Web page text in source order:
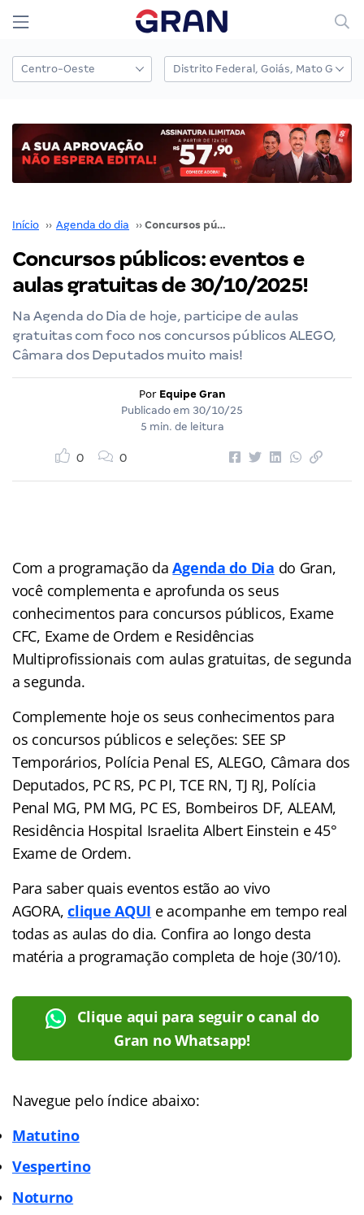
Início ›› Agenda do dia ›› Concursos públicos: eventos e aulas gratuitas de 30/10/2025!
Concursos públicos: eventos e
aulas gratuitas de 30/10/2025!
Na Agenda do Dia de hoje, participe de aulas
gratuitas com foco nos concursos públicos ALEGO,
Câmara dos Deputados muito mais!
Por Equipe Gran
Publicado em 30/10/25
5 min. de leitura
0 0
Com a programação daAgenda do Dia do Gran,
você complementa e aprofunda os seus
conhecimentos para concursos públicos, Exame
CFC, Exame de Ordem e Residências
Multiprofissionais com aulas gratuitas, de segunda
a segunda.
Complemente hoje os seus conhecimentos para
os concursos públicos e seleções: SEE SP
Temporários, Polícia Penal ES, ALEGO, Câmara dos
Deputados, PC RS, PC PI, TCE RN, TJ RJ, Polícia
Penal MG, PM MG, PC ES, Bombeiros DF, ALEAM,
Residência Hospital Israelita Albert Einstein e 45°
Exame de Ordem.
Para saber quais eventos estão ao vivo
AGORA,clique AQUI e acompanhe em tempo real
todas as aulas do dia. Confira ao longo desta
matéria a programação completa de hoje (30/10).
Clique aqui para seguir o canal do
Gran no Whatsapp!
Navegue pelo índice abaixo:
Matutino
Vespertino
Noturno